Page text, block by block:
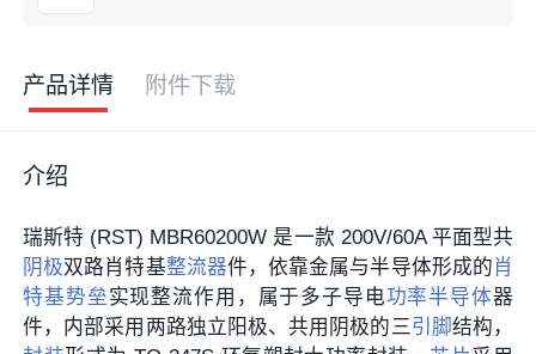
产品详情 附件下载
介绍
瑞斯特 (RST) MBR60200W 是一款 200V/60A 平面型共
阴极双路肖特基整流器件，依靠金属与半导体形成的 肖
特基势垒实现整流作用，属于多子导电功率半导体器
件，内部采用两路独立阳极、共用阴极的三引脚结构，